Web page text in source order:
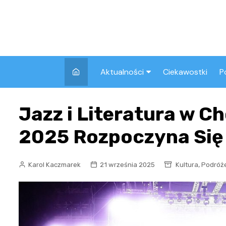
Aktualności
Pozostałe
Ciekawostki
Jazz i Literatura w
2025 Rozpoczyna
Karol Kaczmarek 21 września 2025 Kultura,